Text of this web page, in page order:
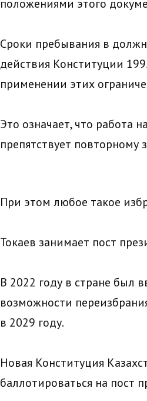
положениями этого
Сроки пребывания в
действия Конституции
применении этих
Это означает, что работа
препятствует повторному
При этом любое такое
Токаев занимает пост
В 2022 году в стране был
возможности
в 2029 году.
Новая Конституция
баллотироваться на пост